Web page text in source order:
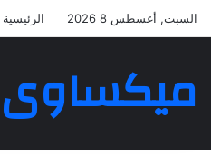
السبت, أغسطس 8 2026 الرئيسية
ميكساوى